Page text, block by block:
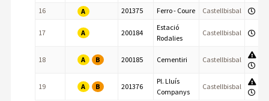
16 A 201375 Ferro - Coure Castellbisbal
17 A 200184
Estació
Rodalies
Castellbisbal
18 A B 200185 Cementiri Castellbisbal
19 A B 201376
Pl. Lluís
Companys
Castellbisbal